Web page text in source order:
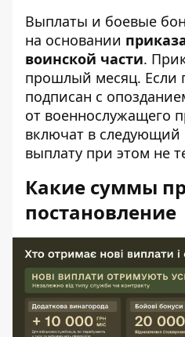
Выплаты и боевые
на основании
воинской части.
прошлый месяц. Если
подписан с
от военнослужащего
включат в следующий
выплату при этом не
Какие суммы
постановление